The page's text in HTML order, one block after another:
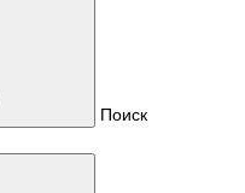
Поиск